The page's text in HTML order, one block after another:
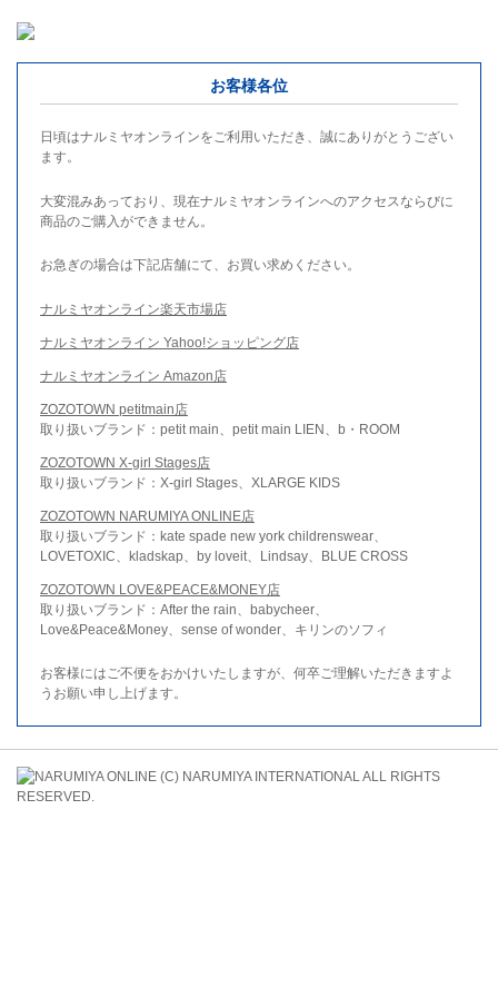
お客様各位
日頃はナルミヤオンラインをご利用いただき、誠にありがとうござい
ます。
大変混みあっており、現在ナルミヤオンラインへのアクセスならびに
商品のご購入ができません。
お急ぎの場合は下記店舗にて、お買い求めください。
ナルミヤオンライン楽天市場店
ナルミヤオンライン Yahoo!ショッピング店
ナルミヤオンライン Amazon店
ZOZOTOWN petitmain店
取り扱いブランド：petit main、petit main LIEN、b・ROOM
ZOZOTOWN X-girl Stages店
取り扱いブランド：X-girl Stages、XLARGE KIDS
ZOZOTOWN NARUMIYA ONLINE店
取り扱いブランド：kate spade new york childrenswear、
LOVETOXIC、kladskap、by loveit、Lindsay、BLUE CROSS
ZOZOTOWN LOVE&PEACE&MONEY店
取り扱いブランド：After the rain、babycheer、
Love&Peace&Money、sense of wonder、キリンのソフィ
お客様にはご不便をおかけいたしますが、何卒ご理解いただきますよ
うお願い申し上げます。